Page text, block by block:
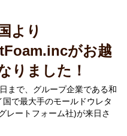
より
がお越
りました！
まで、グループ企業である和
で最大手のモールドウレタ
レートフォーム社)が来日さ